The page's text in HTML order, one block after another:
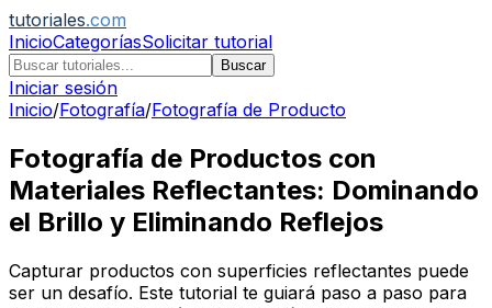
tutoriales.com
InicioCategoríasSolicitar tutorial
Buscar
Iniciar sesión
Inicio/Fotografía/Fotografía de Producto
Fotografía de Productos con
Materiales Reflectantes: Dominando
el Brillo y Eliminando Reflejos
Capturar productos con superficies reflectantes puede
ser un desafío. Este tutorial te guiará paso a paso para